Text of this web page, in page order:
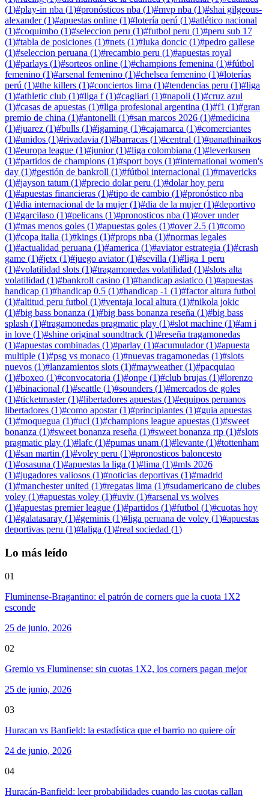
(1)#play-in nba (1)#pronósticos nba (1)#mvp nba (1)#shai gilgeous-
alexander(1)#apuestas online (1)#lotería perú (1)#atlético nacional
(1)#coquimbo (1)#seleccion peru (1)#futbol peru (1)#peru sub 17
(1)#tabla de posiciones (1)#nets (1)#luka doncic (1)#pedro gallese
(1)#seleccion peruana (1)#recambio peru (1)#apuestas royal
(1)#parlays (1)#sorteos online (1)#champions femenina (1)#fútbol
femenino (1)#arsenal femenino (1)#chelsea femenino (1)#loterías
perú (1)#the killers (1)#conciertos lima (1)#tendencias peru (1)#liga
(1)#athletic club (1)#liga f(1)#cagliari (1)#napoli (1)#cruz azul
(1)#casas de apuestas (1)#liga profesional argentina (1)#f1 (1)#gran
premio de china (1)#antonelli (1)#san marcos 2026 (1)#medicina
(1)#juarez (1)#bulls (1)#igaming (1)#cajamarca (1)#comerciantes
(1)#unidos (1)#rivadavia (1)#barracas (1)#central (1)#panathinaikos
(1)#europa league (1)#junior(1)#liga colombiana (1)#leverkusen
(1)#partidos de champions (1)#sport boys (1)#international women's
day (1)#gestión de bankroll (1)#fútbol internacional (1)#mavericks
(1)#jayson tatum (1)#precio dolar peru (1)#dolar hoy peru
(1)#apuestas financieras (1)#tipo de cambio (1)#pronóstico nba
(1)#dia internacional de la mujer(1)#dia de la mujer(1)#deportivo
(1)#garcilaso (1)#pelicans (1)#pronosticos nba (1)#over under
(1)#mas menos goles (1)#apuestas goles (1)#over 2.5 (1)#como
(1)#copa italia (1)#kings (1)#props nba (1)#normas legales
(1)#actualidad peruana (1)#america (1)#aviator estrategia (1)#crash
game (1)#jetx (1)#juego aviator(1)#sevilla (1)#liga 1 peru
(1)#volatilidad slots (1)#tragamonedas volatilidad (1)#slots alta
volatilidad (1)#bankroll casino (1)#handicap asiatico (1)#apuestas
handicap (1)#handicap 0.5 (1)#handicap -1 (1)#factor altura futbol
(1)#altitud peru futbol (1)#ventaja local altura (1)#nikola jokic
(1)#big bass bonanza (1)#big bass bonanza reseña (1)#big bass
splash (1)#tragamonedas pragmatic play (1)#slot machine (1)#am i
in love (1)#shine original soundtrack (1)#reseña tragamonedas
(1)#apuestas combinadas (1)#parlay (1)#acumulador(1)#apuesta
multiple (1)#psg vs monaco (1)#nuevas tragamonedas (1)#slots
nuevos (1)#lanzamientos slots (1)#mayweather(1)#pacquiao
(1)#boxeo (1)#convocatoria (1)#onpe (1)#club brujas (1)#lorenzo
(1)#binacional (1)#seattle (1)#sounders (1)#mercados de goles
(1)#ticketmaster(1)#libertadores apuestas (1)#equipos peruanos
libertadores (1)#como apostar(1)#principiantes (1)#guia apuestas
(1)#moquegua (1)#ucl (1)#champions league apuestas (1)#sweet
bonanza (1)#sweet bonanza reseña (1)#sweet bonanza rtp (1)#slots
pragmatic play (1)#lafc (1)#pumas unam (1)#levante (1)#tottenham
(1)#san martin (1)#voley peru (1)#pronosticos baloncesto
(1)#osasuna (1)#apuestas la liga (1)#lima (1)#mls 2026
(1)#jugadores valiosos (1)#noticias deportivas (1)#madrid
(1)#manchester united (1)#regatas lima (1)#sudamericano de clubes
voley (1)#apuestas voley (1)#uviv (1)#arsenal vs wolves
(1)#apuestas premier league (1)#partidos (1)#futbol (1)#cuotas hoy
(1)#galatasaray (1)#geminis (1)#liga peruana de voley (1)#apuestas
deportivas peru (1)#laliga (1)#real sociedad (1)
Lo más leído
01
Fluminense-Bragantino: el patrón de corners que la cuota 1X2
esconde
25 de junio, 2026
02
Gremio vs Fluminense: sin cuotas 1X2, los corners pagan mejor
25 de junio, 2026
03
Huracan vs Banfield: la estadística que el barrio no quiere oír
24 de junio, 2026
04
Huracán-Banfield: leer probabilidades cuando las cuotas callan